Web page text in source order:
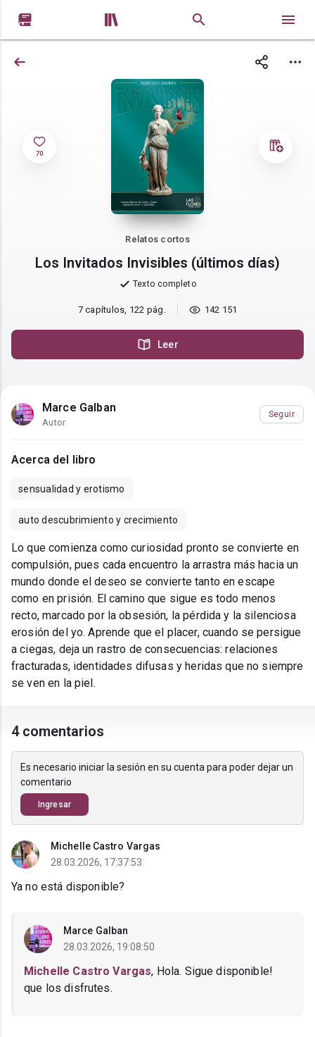
 
70
Relatos cortos
Los Invitados Invisibles (últimos días)
Texto completo
7 capítulos, 122 pág. 142 151
Leer
Marce Galban
Autor
Seguir
Acerca del libro
sensualidad y erotismo
auto descubrimiento y crecimiento
Lo que comienza como curiosidad pronto se convierte en
compulsión, pues cada encuentro la arrastra más hacia un
mundo donde el deseo se convierte tanto en escape
como en prisión. El camino que sigue es todo menos
recto, marcado por la obsesión, la pérdida y la silenciosa
erosión del yo. Aprende que el placer, cuando se persigue
a ciegas, deja un rastro de consecuencias: relaciones
fracturadas, identidades difusas y heridas que no siempre
se ven en la piel.
4 comentarios
Es necesario iniciar la sesión en su cuenta para poder dejar un
comentario
Ingresar
Michelle Castro Vargas
28.03.2026, 17:37:53
Ya no está disponible?
Marce Galban
28.03.2026, 19:08:50
Michelle Castro Vargas, Hola. Sigue disponible!
que los disfrutes.